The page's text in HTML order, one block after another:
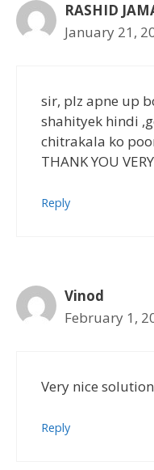
RASHID
January 21,
sir, plz apne up
shahityek hindi
chitrakala ko
THANK YOU
Reply
Vinod
February 1,
Very nice solution
Reply